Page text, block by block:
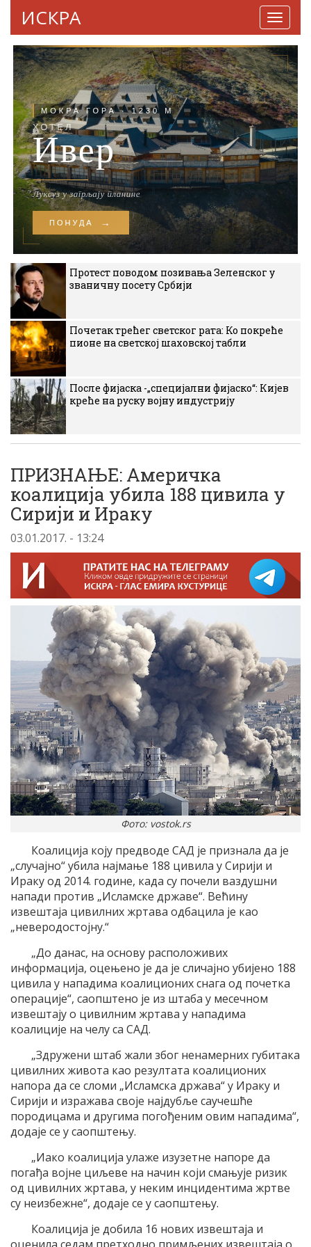
ИСКРА
Протест поводом позивања Зеленског у
званичну посету Србији
Почетак трећег светског рата: Ко покреће
пионе на светској шаховској табли
После фијаска -„специјални фијаско“: Кијев
креће на руску војну индустрију
ПРИЗНАЊЕ: Америчка
коалиција убила 188 цивила у
Сирији и Ираку
03.01.2017. - 13:24
Фото: vostok.rs
Коалиција коју предводе САД је признала да је
„случајно“ убила најмање 188 цивила у Сирији и
Ираку од 2014. године, када су почели ваздушни
напади против „Исламске државе“. Већину
извештаја цивилних жртава одбацила је као
„неверодостојну.“
„До данас, на основу расположивих
информација, оцењено је да је сличајно убијено 188
цивила у нападима коалиционих снага од почетка
операције“, саопштено је из штаба у месечном
извештају о цивилним жртава у нападима
коалиције на челу са САД.
„Здружени штаб жали због ненамерних губитака
цивилних живота као резултата коалиционих
напора да се сломи „Исламска држава“ у Ираку и
Сирији и изражава своје најдубље саучешће
породицама и другима погођеним овим нападима“,
додаје се у саопштењу.
„Иако коалиција улаже изузетне напоре да
погађа војне циљеве на начин који смањује ризик
од цивилних жртава, у неким инцидентима жртве
су неизбежне“, додаје се у саопштењу.
Коалиција је добила 16 нових извештаја и